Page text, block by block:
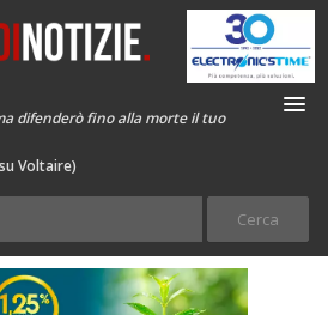
difenderò fino alla morte il tuo
Voltaire)